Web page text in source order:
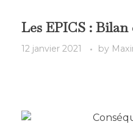
Les EPICS : Bilan
12 janvier 2021 by